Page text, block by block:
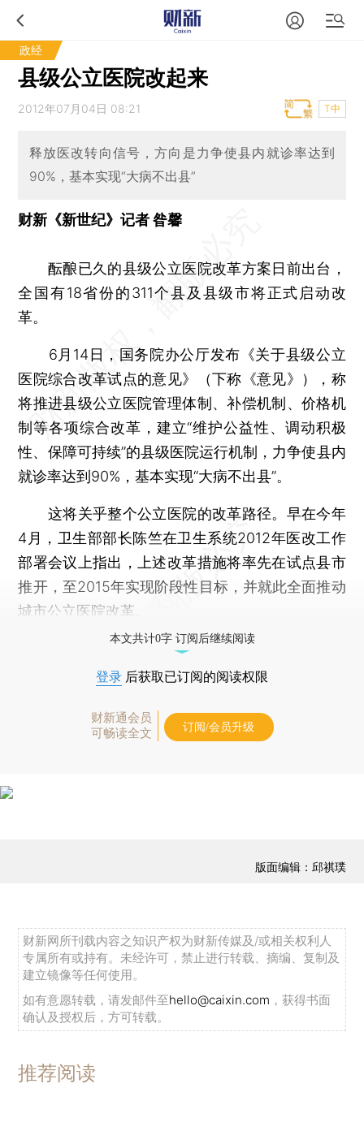
政经
县级公立医院改起来
2012年07月04日 08:21 T中
释放医改转向信号，方向是力争使县内就诊率达到
90%，基本实现“大病不出县”
财新《新世纪》记者 昝馨
酝酿已久的县级公立医院改革方案日前出台，
全国有18省份的311个县及县级市将正式启动改
革。
6月14日，国务院办公厅发布《关于县级公立
医院综合改革试点的意见》（下称《意见》），称
将推进县级公立医院管理体制、补偿机制、价格机
制等各项综合改革，建立“维护公益性、调动积极
性、保障可持续”的县级医院运行机制，力争使县内
就诊率达到90%，基本实现“大病不出县”。
这将关乎整个公立医院的改革路径。早在今年
4月，卫生部部长陈竺在卫生系统2012年医改工作
部署会议上指出，上述改革措施将率先在试点县市
推开，至2015年实现阶段性目标，并就此全面推动
城市公立医院改革。
本文共计0字 订阅后继续阅读
登录 后获取已订阅的阅读权限
财新通会员
可畅读全文
订阅/会员升级
版面编辑：邱祺璞
财新网所刊载内容之知识产权为财新传媒及/或相关权利人
专属所有或持有。未经许可，禁止进行转载、摘编、复制及
建立镜像等任何使用。
如有意愿转载，请发邮件至hello@caixin.com ，获得书面
确认及授权后，方可转载。
推荐阅读